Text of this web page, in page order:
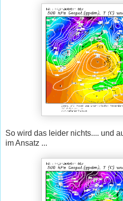
So wird das leider nichts.... und
im Ansatz ...